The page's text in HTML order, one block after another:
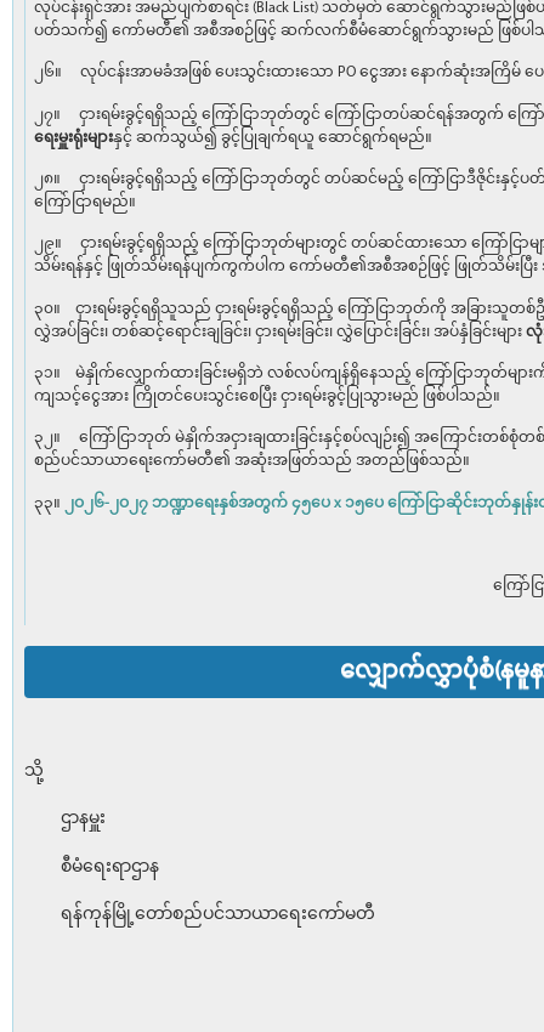
လုပ်ငန်းရှင်အား အမည်ပျက်စာရင်း (Black List) သတ်မှတ် ဆောင်ရွက်သွားမည်ဖြ
ပတ်သက်၍ ကော်မတီ၏ အစီအစဉ်ဖြင့် ဆက်လက်စီမံဆောင်ရွက်သွားမည် ဖြစ်ပါ
၂၆။ လုပ်ငန်းအာမခံအဖြစ် ပေးသွင်းထားသော PO ငွေအား နောက်ဆုံးအကြိမ် ပ
၂၇။ ငှားရမ်းခွင့်ရရှိသည့် ကြော်ငြာဘုတ်တွင် ကြော်ငြာတပ်ဆင်ရန်အတွက် ကြ
ရေးမှူးရုံးများနှင့် ဆက်သွယ်၍ ခွင့်ပြုချက်ရယူ ဆောင်ရွက်ရမည်။
၂၈။ ငှားရမ်းခွင့်ရရှိသည့် ကြော်ငြာဘုတ်တွင် တပ်ဆင်မည့် ကြော်ငြာဒီဇိုင်း
ကြော်ငြာရမည်။
၂၉။ ငှားရမ်းခွင့်ရရှိသည့် ကြော်ငြာဘုတ်များတွင် တပ်ဆင်ထားသော ကြော်င
သိမ်းရန်နှင့် ဖြုတ်သိမ်းရန်ပျက်ကွက်ပါက ကော်မတီ၏အစီအစဉ်ဖြင့် ဖြုတ်သိမ်းပြီ
၃၀။ ငှားရမ်းခွင့်ရရှိသူသည် ငှားရမ်းခွင့်ရရှိသည့် ကြော်ငြာဘုတ်ကို အခြား
လွှဲအပ်ခြင်း၊ တစ်ဆင့်ရောင်းချခြင်း၊ ငှားရမ်းခြင်း၊ လွှဲပြောင်းခြင်း၊ အပ်နှံခြင်းများလုံ
၃၁။ မဲနှိုက်လျှောက်ထားခြင်းမရှိဘဲ လစ်လပ်ကျန်ရှိနေသည့် ကြော်ငြာဘုတ်များ
ကျသင့်ငွေအား ကြိုတင်ပေးသွင်းစေပြီး ငှားရမ်းခွင့်ပြုသွားမည် ဖြစ်ပါသည်။
၃၂။ ကြော်ငြာဘုတ် မဲနှိုက်အငှားချထားခြင်းနှင့်စပ်လျဉ်း၍ အကြောင်းတစ်စုံတ
စည်ပင်သာယာရေးကော်မတီ၏ အဆုံးအဖြတ်သည် အတည်ဖြစ်သည်။
၃၃။ ၂ဝ၂၆-၂ဝ၂၇ ဘဏ္ဍာရေးနှစ်အတွက် ၄၅ပေ x ၁၅ပေ ကြော်ငြာဆိုင်းဘုတ်နှုန်း
ကြော်
လျှောက်လွှာပုံစံ(နမူန
သို့
ဌာနမှူး
စီမံရေးရာဌာန
ရန်ကုန်မြို့တော်စည်ပင်သာယာရေးကော်မတီ